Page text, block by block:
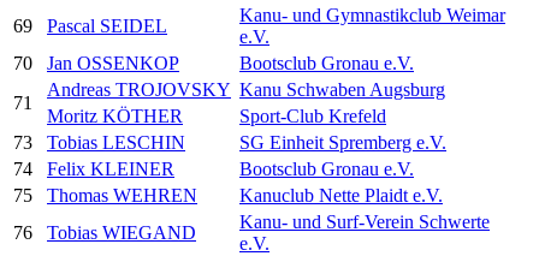
69 Pascal SEIDEL
Kanu- und Gymnastikclub Weimar
e.V.
70
Jan OSSENKOP
Bootsclub Gronau e.V.
71
Andreas TROJOVSKY Kanu Schwaben Augsburg
Moritz KÖTHER
Sport-Club Krefeld
73
Tobias LESCHIN
SG Einheit Spremberg e.V.
74
Felix KLEINER
Bootsclub Gronau e.V.
75
Thomas WEHREN
Kanuclub Nette Plaidt e.V.
76
Tobias WIEGAND
Kanu- und Surf-Verein Schwerte
e.V.